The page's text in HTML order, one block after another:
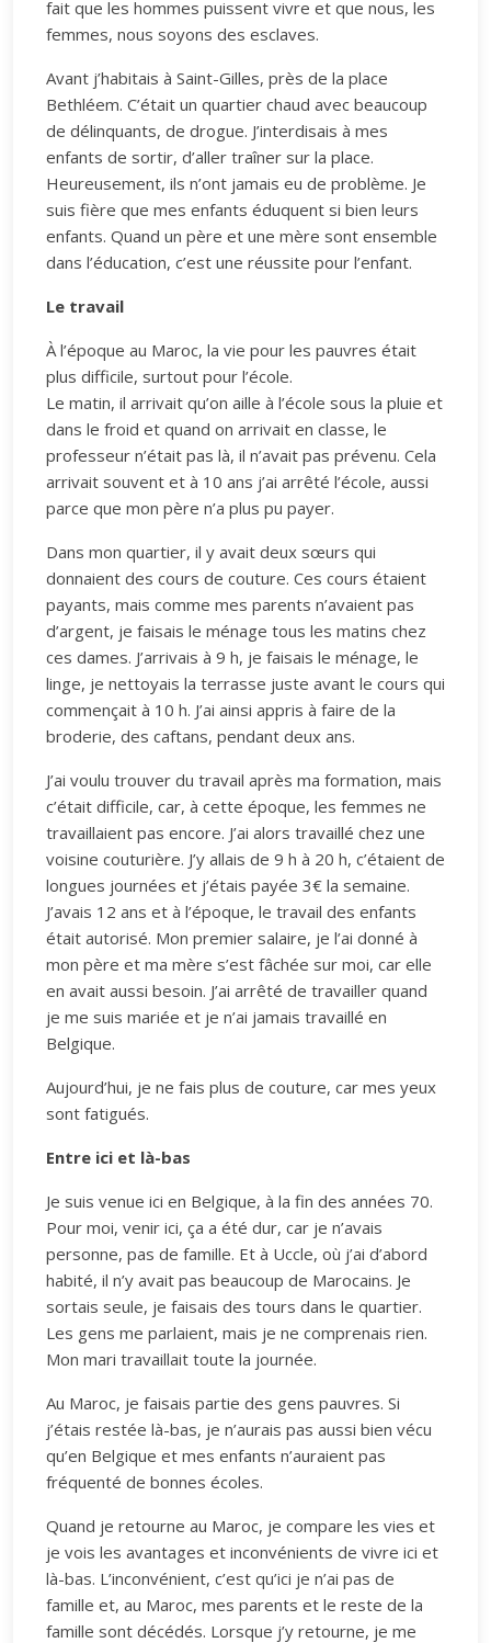
fait que les hommes puissent vivre et que nous, les
femmes, nous soyons des esclaves.
Avant j’habitais à Saint-Gilles, près de la place
Bethléem. C’était un quartier chaud avec beaucoup
de délinquants, de drogue. J’interdisais à mes
enfants de sortir, d’aller traîner sur la place.
Heureusement, ils n’ont jamais eu de problème. Je
suis fière que mes enfants éduquent si bien leurs
enfants. Quand un père et une mère sont ensemble
dans l’éducation, c’est une réussite pour l’enfant.
Le travail
À l’époque au Maroc, la vie pour les pauvres était
plus difficile, surtout pour l’école.
Le matin, il arrivait qu’on aille à l’école sous la pluie et
dans le froid et quand on arrivait en classe, le
professeur n’était pas là, il n’avait pas prévenu. Cela
arrivait souvent et à 10 ans j’ai arrêté l’école, aussi
parce que mon père n’a plus pu payer.
Dans mon quartier, il y avait deux sœurs qui
donnaient des cours de couture. Ces cours étaient
payants, mais comme mes parents n’avaient pas
d’argent, je faisais le ménage tous les matins chez
ces dames. J’arrivais à 9 h, je faisais le ménage, le
linge, je nettoyais la terrasse juste avant le cours qui
commençait à 10 h. J’ai ainsi appris à faire de la
broderie, des caftans, pendant deux ans.
J’ai voulu trouver du travail après ma formation, mais
c’était difficile, car, à cette époque, les femmes ne
travaillaient pas encore. J’ai alors travaillé chez une
voisine couturière. J’y allais de 9 h à 20 h, c’étaient de
longues journées et j’étais payée 3€ la semaine.
J’avais 12 ans et à l’époque, le travail des enfants
était autorisé. Mon premier salaire, je l’ai donné à
mon père et ma mère s’est fâchée sur moi, car elle
en avait aussi besoin. J’ai arrêté de travailler quand
je me suis mariée et je n’ai jamais travaillé en
Belgique.
Aujourd’hui, je ne fais plus de couture, car mes yeux
sont fatigués.
Entre ici et là-bas
Je suis venue ici en Belgique, à la fin des années 70.
Pour moi, venir ici, ça a été dur, car je n’avais
personne, pas de famille. Et à Uccle, où j’ai d’abord
habité, il n’y avait pas beaucoup de Marocains. Je
sortais seule, je faisais des tours dans le quartier.
Les gens me parlaient, mais je ne comprenais rien.
Mon mari travaillait toute la journée.
Au Maroc, je faisais partie des gens pauvres. Si
j’étais restée là-bas, je n’aurais pas aussi bien vécu
qu’en Belgique et mes enfants n’auraient pas
fréquenté de bonnes écoles.
Quand je retourne au Maroc, je compare les vies et
je vois les avantages et inconvénients de vivre ici et
là-bas. L’inconvénient, c’est qu’ici je n’ai pas de
famille et, au Maroc, mes parents et le reste de la
famille sont décédés. Lorsque j’y retourne, je me